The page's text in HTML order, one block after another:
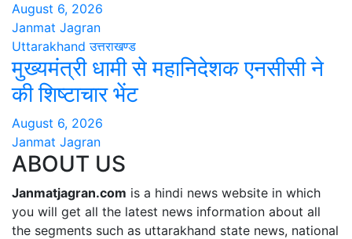
August 6, 2026
Janmat Jagran
Uttarakhand उत्तराखण्ड
मुख्यमंत्री धामी से महानिदेशक एनसीसी ने
की शिष्टाचार भेंट
August 6, 2026
Janmat Jagran
ABOUT US
Janmatjagran.com is a hindi news website in which
you will get all the latest news information about all
the segments such as uttarakhand state news, national